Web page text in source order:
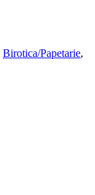
Birotica/Papetarie,